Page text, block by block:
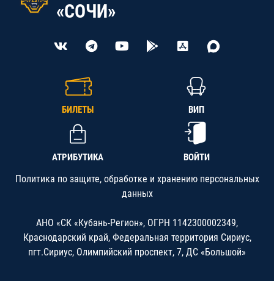
«СОЧИ»
БИЛЕТЫ ВИП
АТРИБУТИКА ВОЙТИ
Политика по защите, обработке и хранению персональных
данных
АНО «СК «Кубань-Регион», ОГРН 1142300002349,
Краснодарский край, Федеральная территория Сириус,
пгт.Сириус, Олимпийский проспект, 7, ДС «Большой»